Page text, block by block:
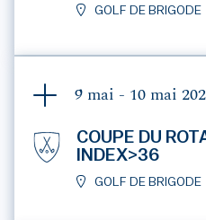
GOLF DE BRIGODE
9 mai - 10 mai
COUPE DU
INDEX>36
GOLF DE BRIGODE